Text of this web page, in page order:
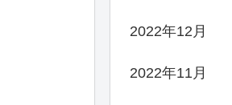
2022年12月
2022年11月